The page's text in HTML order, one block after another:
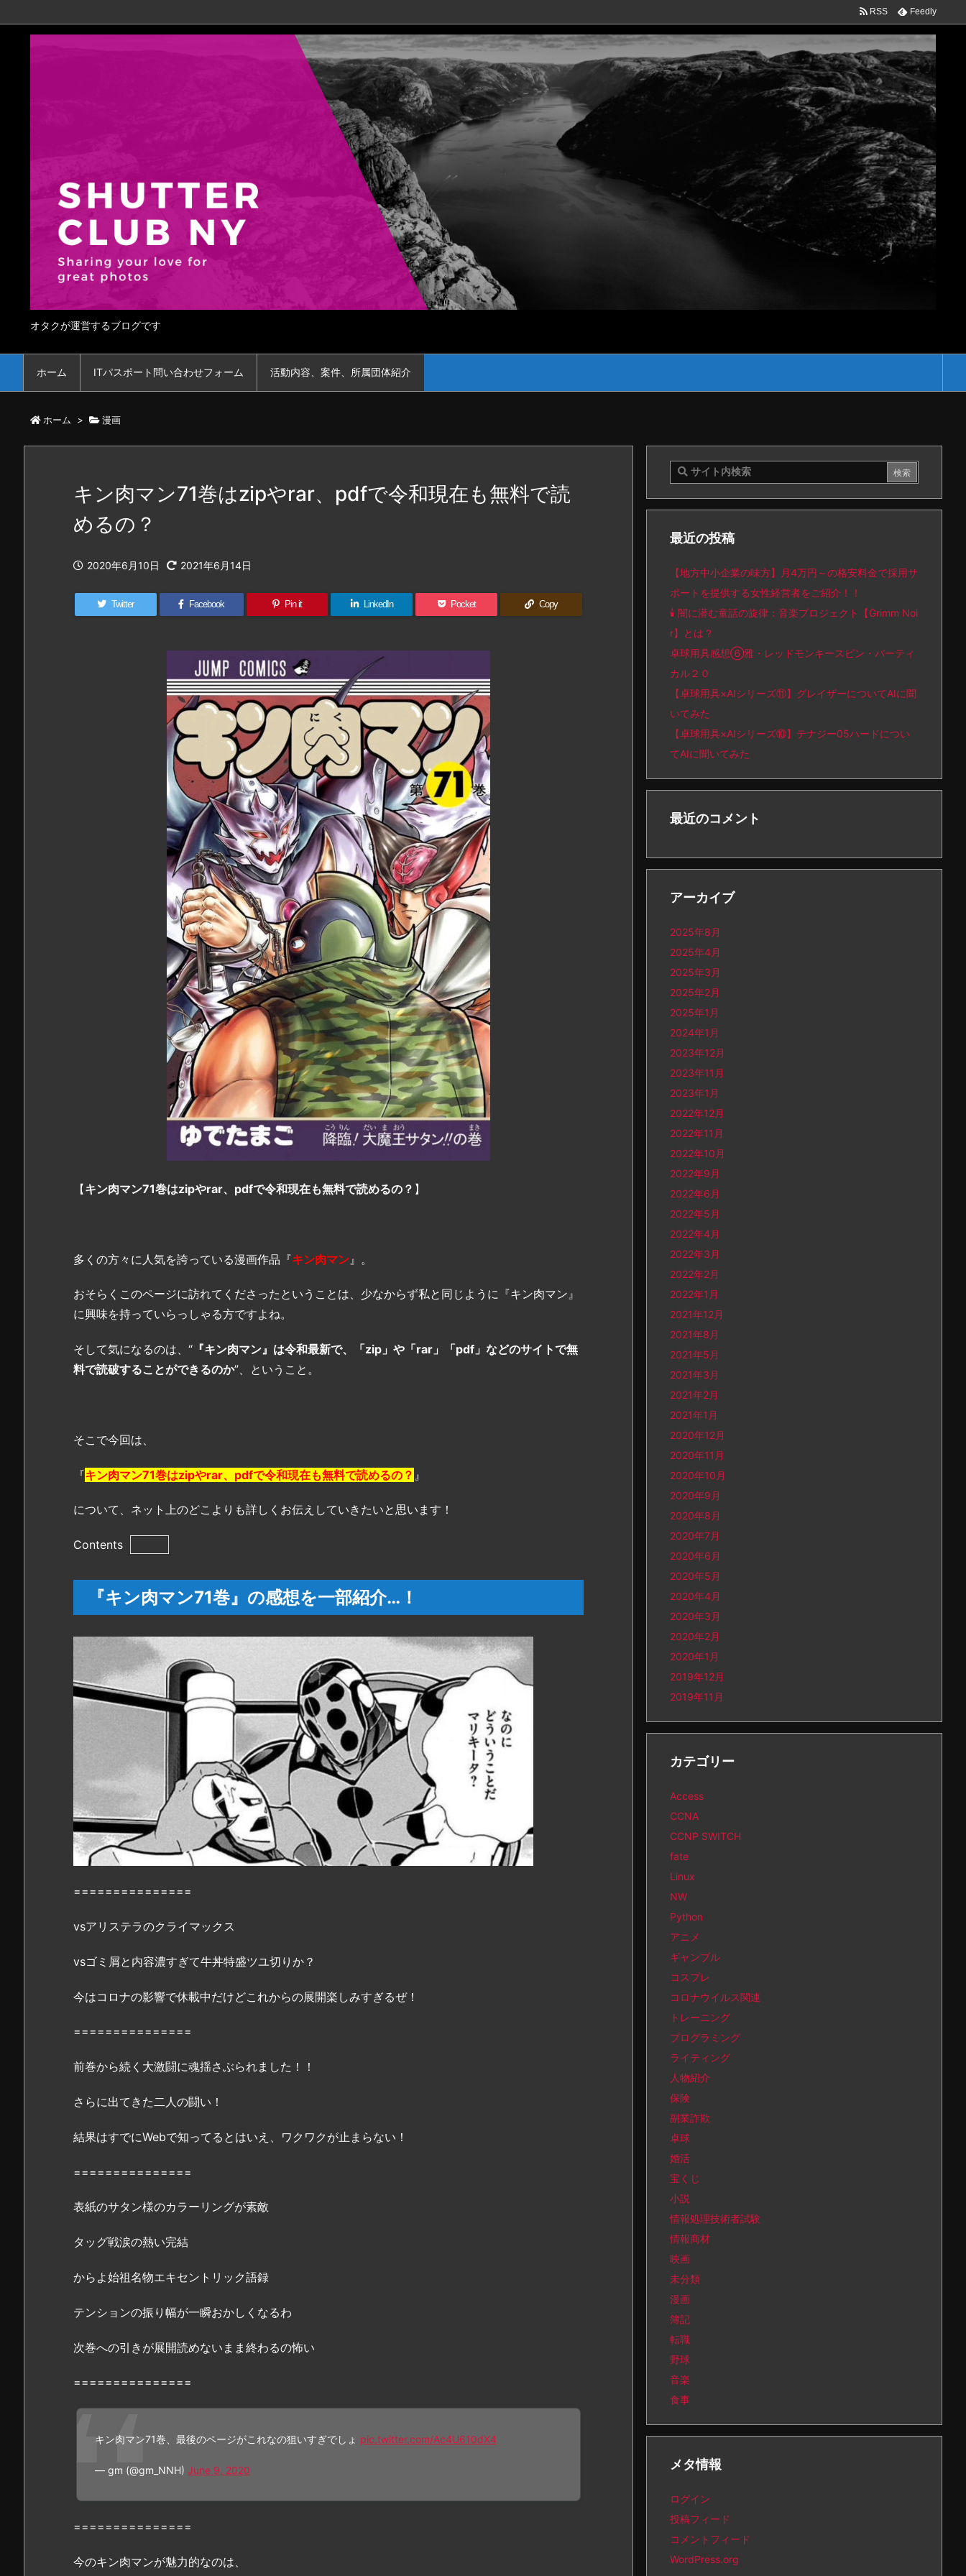
オタクが運営するブログです
ホーム ITパスポート問い合わせフォーム 活動内容、案件、所属団体紹介
RSS Feedly
ホーム > 漫画
キン肉マン71巻はzipやrar、pdfで令和現在も無料で読
めるの？
2020年6月10日 2021年6月14日
Twitter Facebook Pin it LinkedIn Pocket Copy
【キン肉マン71巻はzipやrar、pdfで令和現在も無料で読めるの？ 】
多くの方々に人気を誇っている漫画作品『キン肉マン 』。
おそらくこのページに訪れてくださったということは、少なからず私と同じように『キン肉マン』
に興味を持っていらっしゃる方ですよね。
そして気になるのは、“ 『キン肉マン』は令和最新で、「zip」や「rar」「pdf」などのサイトで無
料で読破することができるのか”、ということ。
そこで今回は、
『キン肉マン71巻はzipやrar、pdfで令和現在も無料で読めるの？ 』
について、ネット上のどこよりも詳しくお伝えしていきたいと思います！
Contents
『キ
ン
肉
マ
1
巻』
を
部
紹
介…！
2.
肉
ン
1
は、
i
や
a
p
f
全
ー
読
こ
可
3.
肉
『キン肉マン71巻』の感想を一部紹介…！
===============
vsアリステラのクライマックス
vsゴミ屑と内容濃すぎて牛丼特盛ツユ切りか？
今はコロナの影響で休載中だけどこれからの展開楽しみすぎるぜ！
===============
前巻から続く大激闘に魂揺さぶられました！！
さらに出てきた二人の闘い！
結果はすでにWebで知ってるとはいえ、ワクワクが止まらない！
===============
表紙のサタン様のカラーリングが素敵
タッグ戦涙の熱い完結
からよ始祖名物エキセントリック語録
テンションの振り幅が一瞬おかしくなるわ
次巻への引きが展開読めないまま終わるの怖い
===============
キン肉マン71巻、最後のページがこれなの狙いすぎでしょ pic.twitter.com/Ac4U610dX4
— gm (@gm_NNH) June 9, 2020
===============
今のキン肉マンが魅力的なのは、
最近の投稿
【地方中小企業の味方】月4万円～の格安料金で採用サ
ポートを提供する女性経営者をご紹介！！
🕯️ 闇に潜む童話の旋律：音楽プロジェクト【Grimm Noi
r】とは？
卓球用具感想⑥雅・レッドモンキースピン・バーティ
カル２０
【卓球用具×AIシリーズ⑪】グレイザーについてAIに聞
いてみた
【卓球用具×AIシリーズ⑩】テナジー05ハードについ
てAIに聞いてみた
最近のコメント
アーカイブ
2025年8月
2025年4月
2025年3月
2025年2月
2025年1月
2024年1月
2023年12月
2023年11月
2023年1月
2022年12月
2022年11月
2022年10月
2022年9月
2022年6月
2022年5月
2022年4月
2022年3月
2022年2月
2022年1月
2021年12月
2021年8月
2021年5月
2021年3月
2021年2月
2021年1月
2020年12月
2020年11月
2020年10月
2020年9月
2020年8月
2020年7月
2020年6月
2020年5月
2020年4月
2020年3月
2020年2月
2020年1月
2019年12月
2019年11月
カテゴリー
Access
CCNA
CCNP SWITCH
fate
Linux
NW
Python
アニメ
ギャンブル
コスプレ
コロナウイルス関連
トレーニング
プログラミング
ライティング
人物紹介
保険
副業詐欺
卓球
婚活
宝くじ
小説
情報処理技術者試験
情報商材
映画
未分類
漫画
簿記
転職
野球
音楽
食事
メタ情報
ログイン
投稿フィード
コメントフィード
WordPress.org